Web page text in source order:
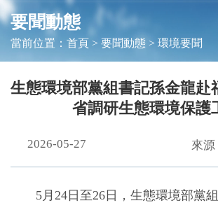
要聞動態
當前位置： 首頁> 要聞動態> 環境要聞
生態環境部黨組書記孫金龍赴
省調研生態環境保護
2026-05-27 來
5月24日至26日，生態環境部黨組